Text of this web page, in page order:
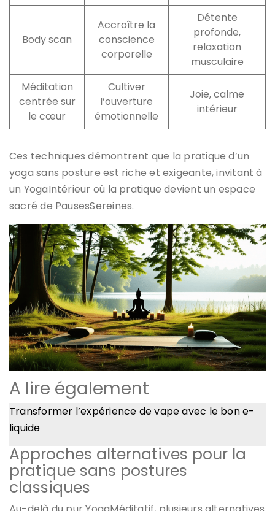
Body scan
Accroître la
conscience
corporelle
Détente
profonde,
relaxation
musculaire
Méditation
centrée sur
le cœur
Cultiver
l’ouverture
émotionnelle
Joie, calme
intérieur
Ces techniques démontrent que la pratique d’un
yoga sans posture est riche et exigeante, invitant à
un YogaIntérieur où la pratique devient un espace
sacré de PausesSereines.
A lire également
Transformer l’expérience de vape avec le bon e-
liquide
Approches alternatives pour la
pratique sans postures
classiques